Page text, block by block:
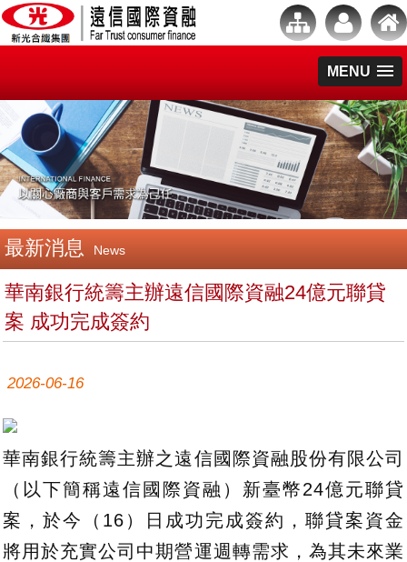
MENU
最新消息 News
華南銀行統籌主辦遠信國際資融24億元聯貸
案 成功完成簽約
2026-06-16
華南銀行統籌主辦之遠信國際資融股份有限公司
（以下簡稱遠信國際資融）新臺幣24億元聯貸
案，於今（16）日成功完成簽約，聯貸案資金
將用於充實公司中期營運週轉需求，為其未來業